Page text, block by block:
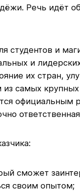
Речь идёт
и
и
их стран,
самых
сможет
своим опытом;